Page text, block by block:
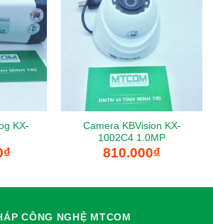
KX-
₫
Camera KBVision KX-
1002C4 1.0MP
810.000₫
CÔNG NGHỆ MTCOM